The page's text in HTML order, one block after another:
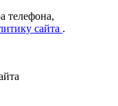
телефона,
сайта .